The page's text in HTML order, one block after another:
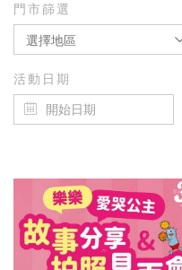
門市篩選
選擇地區
活動日期